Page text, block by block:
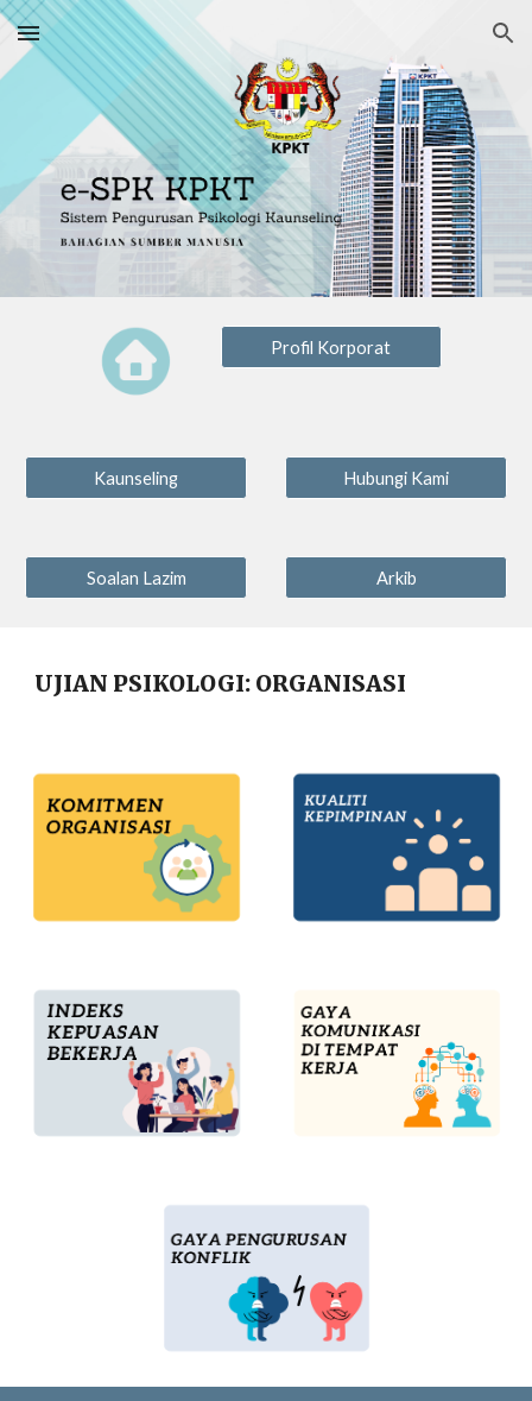
Skip to main content Skip to navigation
Profil Korporat
Kaunseling Hubungi Kami
Soalan Lazim Arkib
UJIAN PSIKOLOGI: ORGANISASI